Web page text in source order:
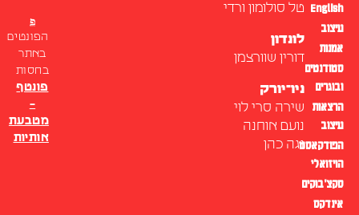
English
עיצוב
אמנות
סטודנטים
ובוגרים
הרצאות
עיצוב
הפודקאסט
הויזואלי
סקצ׳בוקים
אינדקס
טל סולומון ורדי
לונדון
דורין שוורצמן
ניו־יורק
שירה סרי לוי
נועם אוחנה
נגה כהן
הפונטים
באתר
בחסות
פונטף
–
מטבעת
אותיות